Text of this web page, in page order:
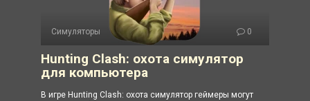
Симуляторы 0
Hunting Clash: охота симулятор
для компьютера
В игре Hunting Clash: охота симулятор геймеры могут